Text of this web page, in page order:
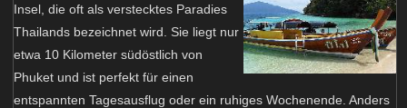
Insel, die oft als verstecktes Paradies
Thailands bezeichnet wird. Sie liegt nur
etwa 10 Kilometer südöstlich von
Phuket und ist perfekt für einen
entspannten Tagesausflug oder ein ruhiges Wochenende. Anders